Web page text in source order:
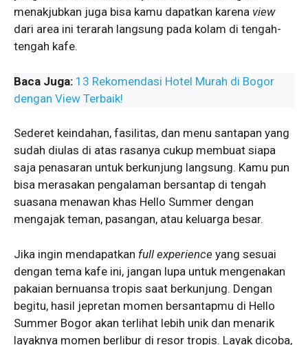
menakjubkan juga bisa kamu dapatkan karena view
dari area ini terarah langsung pada kolam di tengah-
tengah kafe.
Baca Juga: 13 Rekomendasi Hotel Murah di Bogor
dengan View Terbaik!
Sederet keindahan, fasilitas, dan menu santapan yang
sudah diulas di atas rasanya cukup membuat siapa
saja penasaran untuk berkunjung langsung. Kamu pun
bisa merasakan pengalaman bersantap di tengah
suasana menawan khas Hello Summer dengan
mengajak teman, pasangan, atau keluarga besar.
Jika ingin mendapatkan full experience yang sesuai
dengan tema kafe ini, jangan lupa untuk mengenakan
pakaian bernuansa tropis saat berkunjung. Dengan
begitu, hasil jepretan momen bersantapmu di Hello
Summer Bogor akan terlihat lebih unik dan menarik
layaknya momen berlibur di resor tropis. Layak dicoba,